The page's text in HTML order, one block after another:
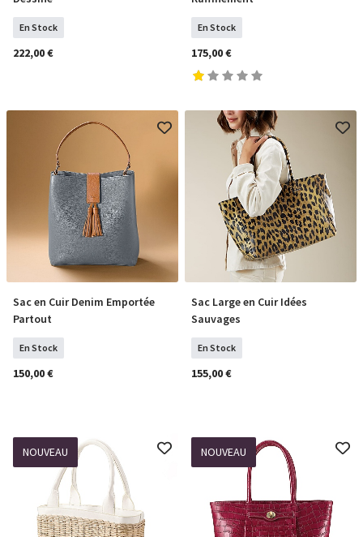
En Stock
222,00 €
En Stock
175,00 €
COMMANDER
Sac en Cuir Denim Emportée
Partout
En Stock
150,00 €
COMMANDER
Sac Large en Cuir Idées
Sauvages
En Stock
155,00 €
NOUVEAU NOUVEAU